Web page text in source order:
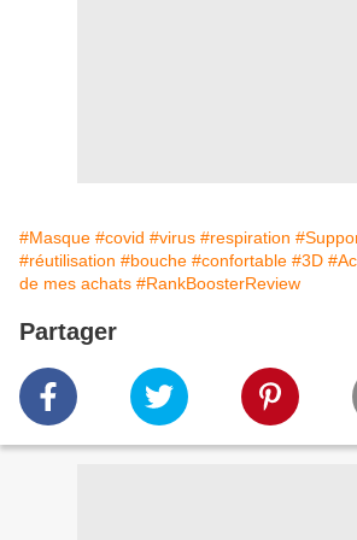
#Masque #covid #virus #respiration
#réutilisation #bouche #confortable #3D
de mes achats #RankBoosterReview
Partager